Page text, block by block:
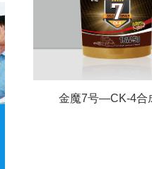
金魔7号—CK-4合